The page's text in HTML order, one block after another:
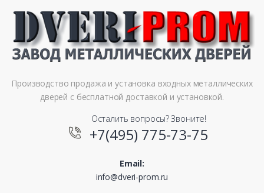
Производство продажа и установка входных металлических
дверей с бесплатной доставкой и установкой.
Осталить вопросы? Звоните!
+7(495) 775-73-75
Email:
info@dveri-prom.ru